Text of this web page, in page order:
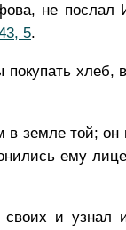
не послал
5.
земле той; он
ему
и узнал